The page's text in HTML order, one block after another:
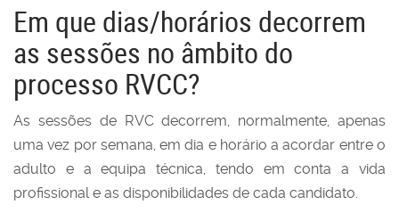
Em que dias/horários decorrem
as sessões no âmbito do
processo RVCC?
As sessões de RVC decorrem, normalmente, apenas
uma vez por semana, em dia e horário a acordar entre o
adulto e a equipa técnica, tendo em conta a vida
profissional e as disponibilidades de cada candidato.